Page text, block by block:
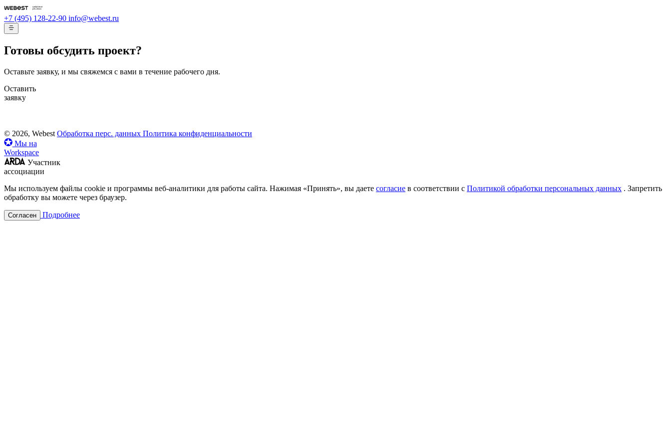
+7 (495) 128-22-90 info@webest.ru
Готовы обсудить проект?
Оставьте заявку, и мы свяжемся с вами в течение рабочего дня.
Оставить
заявку
© 2026, Webest Обработка перс. данных Политика конфиденциальности
Мы на
Workspace
Участник
ассоциации
Мы используем файлы cookie и программы веб-аналитики для работы сайта. Нажимая «Принять», вы даете согласие в соответствии с Политикой обработки персональных данных . Запретить
обработку вы можете через браузер.
Согласен Подробнее